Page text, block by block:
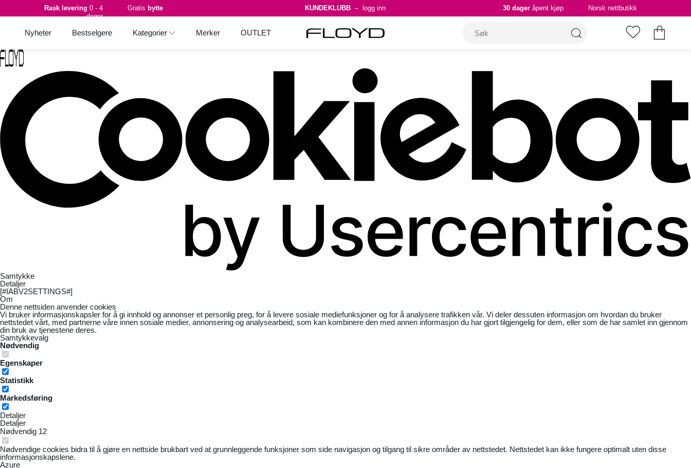
Samtykke
Detaljer
[#IABV2SETTINGS#]
Om
Denne nettsiden anvender cookies
Vi bruker informasjonskapsler for å gi innhold og annonser et personlig preg, for å levere sosiale mediefunksjoner og for å analysere trafikken vår. Vi deler dessuten informasjon om hvordan du bruker
nettstedet vårt, med partnerne våre innen sosiale medier, annonsering og analysearbeid, som kan kombinere den med annen informasjon du har gjort tilgjengelig for dem, eller som de har samlet inn gjennom
din bruk av tjenestene deres.
Samtykkevalg
Nødvendig
Egenskaper
Statistikk
Markedsføring
Detaljer
Detaljer
Nødvendig 12
Nødvendige cookies bidra til å gjøre en nettside brukbart ved at grunnleggende funksjoner som side navigasjon og tilgang til sikre områder av nettstedet. Nettstedet kan ikke fungere optimalt uten disse
informasjonskapslene.
Azure
Rask levering 0 - 4
dager
Gratis bytte KUNDEKLUBB – logg inn 30 dager åpent kjøp Norsk nettbutikk
Nyheter Bestselgere Kategorier Merker OUTLET